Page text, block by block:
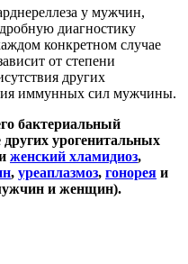
у мужчин,
диагностику
конкретном случае
от степени
других
иммунных сил мужчины.
бактериальный
других урогенитальных
женский хламидиоз,
, уреаплазмоз, гонорея и
и женщин).